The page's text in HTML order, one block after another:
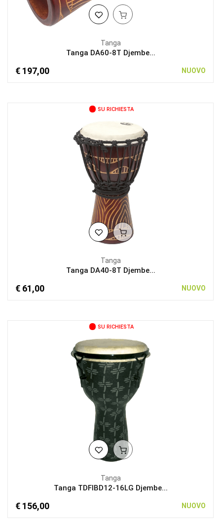
Tanga
Tanga DA60-8T Djembe...
€ 197,00 NUOVO
SU RICHIESTA
Tanga
Tanga DA40-8T Djembe...
€ 61,00 NUOVO
SU RICHIESTA
Tanga
Tanga TDFIBD12-16LG Djembe...
€ 156,00 NUOVO